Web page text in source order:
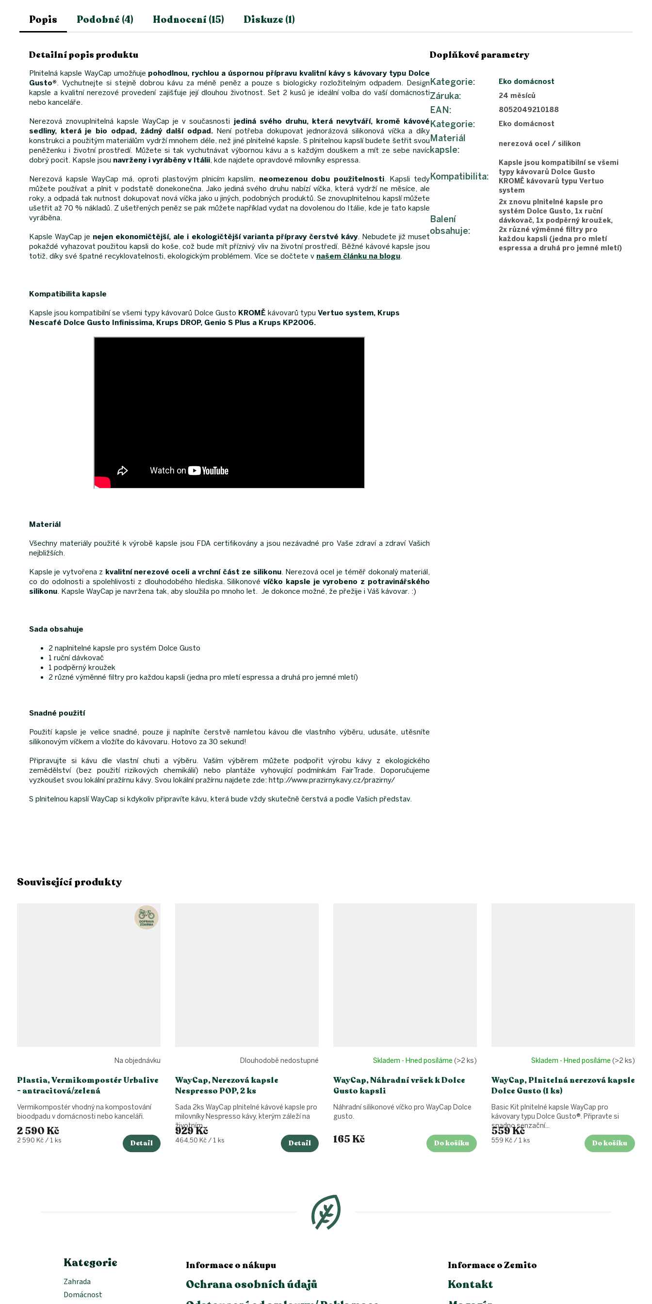
Související produkty
Plastia, Vermikompostér Urbalive
- antracitová/zelená
Na objednávku
2 590 Kč
Měrná
2 590 Kč / 1 ks Detail
Vermikompostér vhodný na kompostování
bioodpadu v domácnosti nebo kanceláři.
WayCap, Nerezová kapsle
Nespresso POP, 2 ks
Dlouhodobě nedostupné
929 Kč
Měrná
464,50 Kč / 1 ks Detail
Sada 2ks WayCap plnitelné kávové kapsle pro
milovníky Nespresso kávy, kterým záleží na
životním...
WayCap, Náhradní vršek k Dolce
Gusto kapsli
Skladem - Hned posíláme (>2 ks)
165 Kč Do košíku
Náhradní silikonové víčko pro WayCap Dolce
gusto.
WayCap, Plnitelná nerezová kapsle
Dolce Gusto (1 ks)
Skladem - Hned posíláme (>2 ks)
559 Kč
Měrná
559 Kč / 1 ks Do košíku
Basic Kit plnitelné kapsle WayCap pro
kávovary typu Dolce Gusto®. Připravte si
snadno senzační...
Popis Podobné (4) Hodnocení (15) Diskuze (1)
Detailní popis produktu
Plnitelná kapsle WayCap umožňuje pohodlnou, rychlou a úspornou přípravu kvalitní kávy s kávovary typu Dolce
Gusto® . Vychutnejte si stejně dobrou kávu za méně peněz a pouze s biologicky rozložitelným odpadem. Design
kapsle a kvalitní nerezové provedení zajišťuje její dlouhou životnost. Set 2 kusů je ideální volba do vaší domácnosti
nebo kanceláře.
Nerezová znovuplnitelná kapsle WayCap je v současnosti jediná svého druhu, která nevytváří, kromě kávové
sedliny, která je bio odpad, žádný další odpad.Není potřeba dokupovat jednorázová silikonová víčka a díky
konstrukci a použitým materiálům vydrží mnohem déle, než jiné plnitelné kapsle. S plnitelnou kapslí budete šetřit svou
peněženku i životní prostředí. Můžete si tak vychutnávat výbornou kávu a s každým douškem a mít ze sebe navíc
dobrý pocit. Kapsle jsou navrženy i vyráběny v Itálii , kde najdete opravdové milovníky espressa.
Nerezová kapsle WayCap má, oproti plastovým plnicím kapslím, neomezenou dobu použitelnosti. Kapsli tedy
můžete používat a plnit v podstatě donekonečna. Jako jediná svého druhu nabízí víčka, která vydrží ne měsíce, ale
roky, a odpadá tak nutnost dokupovat nová víčka jako u jiných, podobných produktů. Se znovuplnitelnou kapslí můžete
ušetřit až 70 % nákladů. Z ušetřených peněz se pak můžete například vydat na dovolenou do Itálie, kde je tato kapsle
vyráběna.
Kapsle WayCap je nejen ekonomičtější, ale i ekologičtější varianta přípravy čerstvé kávy. Nebudete již muset
pokaždé vyhazovat použitou kapsli do koše, což bude mít příznivý vliv na životní prostředí. Běžné kávové kapsle jsou
totiž, díky své špatné recyklovatelnosti, ekologickým problémem. Více se dočtete v našem článku na blogu
Kompatibilita kapsle
Kapsle jsou kompatibilní se všemi typy kávovarů Dolce Gusto KROMĚ kávovarů typu Vertuo system, Krups
Nescafé Dolce Gusto Infinissima, Krups DROP, Genio S Plus a Krups KP2006.
Materiál
Všechny materiály použité k výrobě kapsle jsou FDA certifikovány a jsou nezávadné pro Vaše zdraví a zdraví Vašich
nejbližších.
Kapsle je vytvořena z kvalitní nerezové oceli a vrchní část ze silikonu. Nerezová ocel je téměř dokonalý materiál,
co do odolnosti a spolehlivosti z dlouhodobého hlediska. Silikonovévíčko kapsle je vyrobeno z potravinářského
silikonu . Kapsle WayCap je navržena tak, aby sloužila po mnoho let. Je dokonce možné, že přežije i Váš kávovar. :)
Sada obsahuje
2 naplnitelné kapsle pro systém Dolce Gusto
1 ruční dávkovač
1 podpěrný kroužek
2 různé výměnné filtry pro každou kapsli (jedna pro mletí espressa a druhá pro jemné mletí)
Snadné použití
Použití kapsle je velice snadné, pouze ji naplníte čerstvě namletou kávou dle vlastního výběru, udusáte, utěsníte
silikonovým víčkem a vložíte do kávovaru. Hotovo za 30 sekund!
Připravujte si kávu dle vlastní chuti a výběru. Vaším výběrem můžete podpořit výrobu kávy z ekologického
zemědělství (bez použití rizikových chemikálií) nebo plantáže vyhovující podmínkám FairTrade. Doporučujeme
vyzkoušet svou lokální pražírnu kávy. Svou lokální pražírnu najdete zde: http://www.prazirnykavy.cz/prazirny/
S plnitelnou kapslí WayCap si kdykoliv připravíte kávu, která bude vždy skutečně čerstvá a podle Vašich představ.
Doplňkové parametry
Kategorie: Eko domácnost
Záruka: 24 měsíců
EAN: 8052049210188
Kategorie: Eko domácnost
Materiál
kapsle:
nerezová ocel / silikon
Kompatibilita:
Kapsle jsou kompatibilní se všemi
typy kávovarů Dolce Gusto
KROMĚ kávovarů typu Vertuo
system
Balení
obsahuje:
2x znovu plnitelné kapsle pro
systém Dolce Gusto, 1x ruční
dávkovač, 1x podpěrný kroužek,
2x různé výměnné filtry pro
každou kapsli (jedna pro mletí
espressa a druhá pro jemné mletí)
Kategorie
Zahrada
Domácnost
Informace o nákupu
Ochrana osobních údajů
Informace o Zemito
Kontakt